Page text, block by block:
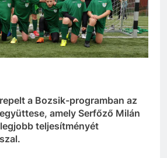
a Bozsik-programban az
amely Serfőző Milán
teljesítményét